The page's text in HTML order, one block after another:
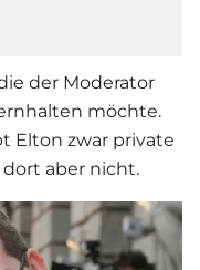
der Moderator
möchte.
Elton zwar private
dort aber nicht.